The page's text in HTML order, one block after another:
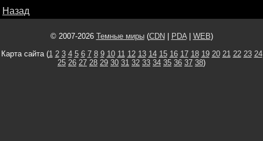
Назад
© 2007-2026 Темные миры(CDN PDA| WEB)
Карта сайта (1 2 3 4 5 6 7 8 9 10 11 12 13 14 15 16 17 18 19 20 21 22 23 24
25 26 27 28 29 30 31 32 33 34 35 36 37 38)